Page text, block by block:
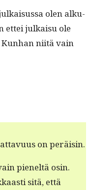
olen alku­
ettei julka­isu ole
Kun­han niitä vain
on peräisin.
pieneltä osin.
sitä, että